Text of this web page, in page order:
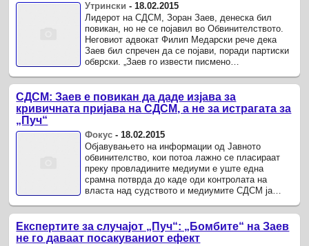
Утрински -18.02.2015
Лидерот на СДСМ, Зоран Заев, денеска бил
повикан, но не се појавил во Обвинителството.
Неговиот адвокат Филип Медарски рече дека
Заев бил спречен да се појави, поради партиски
обврски. „Заев го извести писмено
СДСМ: Заев е повикан да даде изјава за
кривичната пријава на СДСМ, а не за истрагата за
„Пуч“
Фокус -18.02.2015
Објавувањето на информации од Јавното
обвинителство, кои потоа лажно се пласираат
преку провладините медиуми е уште една
срамна потврда до каде оди контролата на
власта над судството и медиумите СДСМ ја
Експертите за случајот „Пуч“: „Бомбите“ на Заев
не го даваат посакуваниот ефект